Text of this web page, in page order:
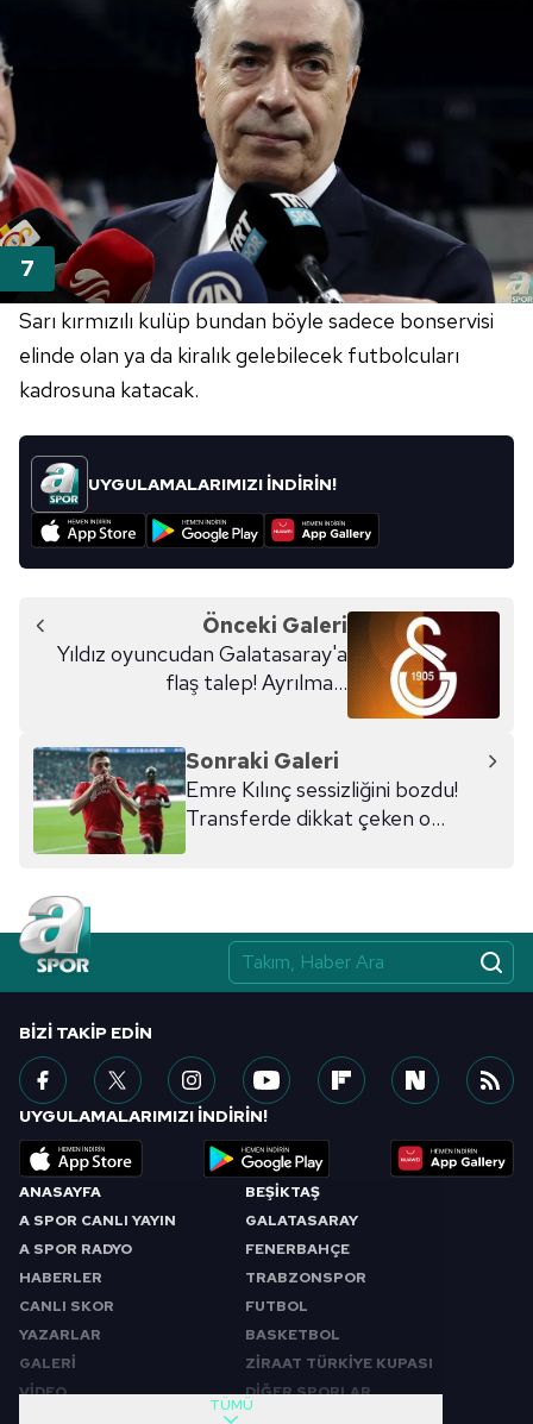
Sarı kırmızılı kulüp bundan böyle sadece bonservisi
elinde olan ya da kiralık gelebilecek futbolcuları
kadrosuna katacak.
UYGULAMALARIMIZI İNDİRİN!
Önceki Galeri
Yıldız oyuncudan Galatasaray'a
flaş talep! Ayrılması
Sonraki Galeri
Emre Kılınç sessizliğini bozdu!
Transferde dikkat çeken o
ANASAYFA
A SPOR CANLI YAYIN
A SPOR RADYO
HABERLER
CANLI SKOR
YAZARLAR
GALERİ
VİDEO
BEŞİKTAŞ
GALATASARAY
FENERBAHÇE
TRABZONSPOR
FUTBOL
BASKETBOL
ZİRAAT TÜRKİYE KUPASI
DİĞER SPORLAR
TÜMÜ
BIZI TAKIP EDIN
UYGULAMALARIMIZI İNDİRİN!